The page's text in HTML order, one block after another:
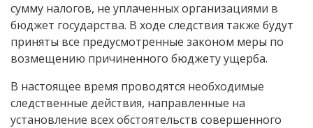
сумму налогов, не уплаченных организациями в
бюджет государства. В ходе следствия также будут
приняты все предусмотренные законом меры по
возмещению причиненного бюджету ущерба.
В настоящее время проводятся необходимые
следственные действия, направленные на
установление всех обстоятельств совершенного